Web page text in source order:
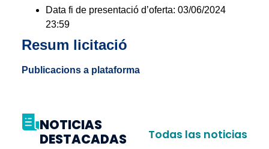
Data fi de presentació d’oferta: 03/06/2024
23:59
Resum licitació
Publicacions a plataforma
NOTICIAS
DESTACADAS
Todas las noticias